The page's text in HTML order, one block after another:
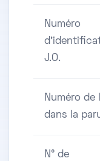
Numéro
J.O.
Numéro de
dans la
N° de